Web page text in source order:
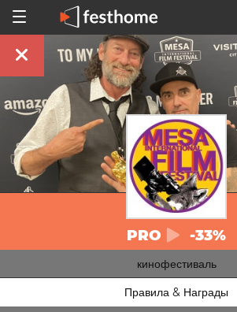
PRO -33%
кинофестиваль
Правила & Награды